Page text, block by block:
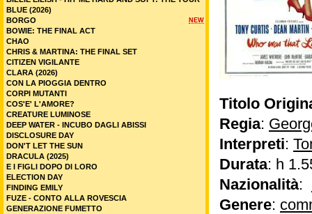
Titolo
Regia:
Interpreti:
Durata: h
Nazionalità:
Genere:
BLUE (2026)
NEW
BORGO
BOWIE: THE FINAL ACT
CHAO
CHRIS & MARTINA: THE FINAL SET
CITIZEN VIGILANTE
CLARA (2026)
CON LA PIOGGIA DENTRO
CORPI MUTANTI
COS'E' L'AMORE?
CREATURE LUMINOSE
DEEP WATER - INCUBO DAGLI ABISSI
DISCLOSURE DAY
DON'T LET THE SUN
DRACULA (2025)
E I FIGLI DOPO DI LORO
ELECTION DAY
FINDING EMILY
FUZE - CONTO ALLA ROVESCIA
GENERAZIONE FUMETTO